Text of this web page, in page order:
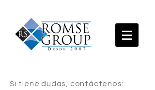
Si tiene dudas, contáctenos: